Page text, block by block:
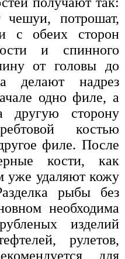
потрошат,
с обеих сторон
и спинного
от головы до
делают надрез
одно филе, а
другую сторону
костью
филе. После
кости, как
уже удаляют кожу
рыбы без
необходима
изделий
рулетов,
для